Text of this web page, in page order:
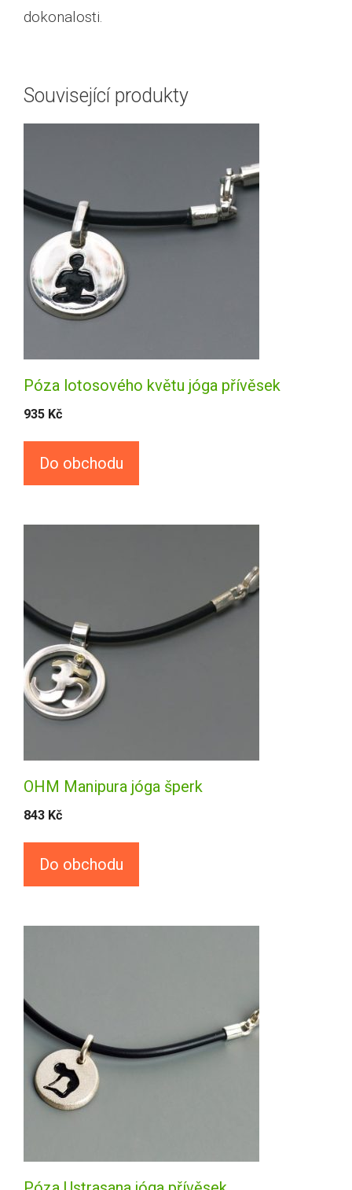
dokonalosti.
Související produkty
Póza lotosového květu jóga přívěsek
935 Kč
Do obchodu
OHM Manipura jóga šperk
843 Kč
Do obchodu